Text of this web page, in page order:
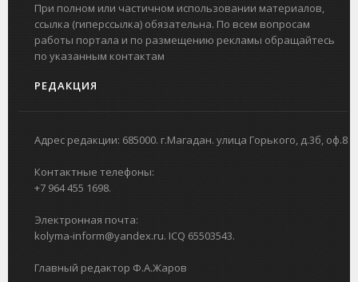
При полном или частичном использовании материалов,
ссылка (гиперссылка) обязательна. По всем вопросам
работы портала и по размещению рекламы обращайтесь
по указанным контактам
РЕДАКЦИЯ
Адрес редакции: 685000. г.Магадан. улица Горького, д.3б, оф.8
Контактные телефоны:
+7 964 455 1698.
Электронная почта:
kolyma-inform@yandex.ru. ICQ 65503543.
Главный редактор Ф.А.Жаров